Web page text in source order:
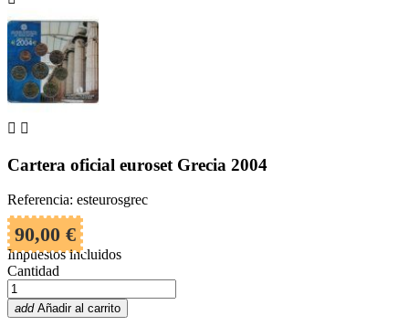
 
Cartera oficial euroset Grecia 2004
Referencia: esteurosgrec
90,00 €
Impuestos incluidos
Cantidad
add Añadir al carrito